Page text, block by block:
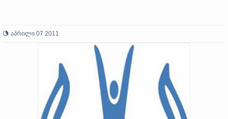
აპრილი 07 2011